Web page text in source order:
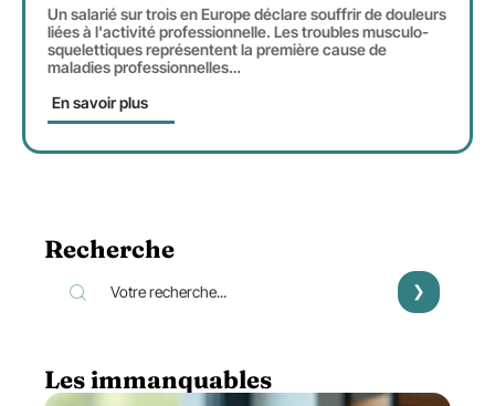
Un salarié sur trois en Europe déclare souffrir de douleurs
liées à l'activité professionnelle. Les troubles musculo-
squelettiques représentent la première cause de
maladies professionnelles…
En savoir plus
Recherche
Les immanquables